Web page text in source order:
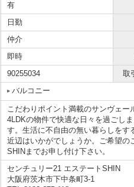
有
日勤
仲介
即時
90255034 取
バルコニー
こだわりポイント満載のサンヴェー
4LDKの物件で快適な日々を過ごし
す。生活に不自由の無い暮らしをす
近辺はいかがでしょうか。ご希望の
SHINまでお申し付け下さい。
センチュリー21 エステートSHIN
大阪府茨木市下中条町3-1